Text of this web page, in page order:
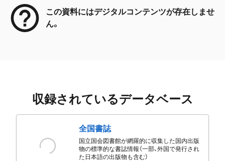
この資料にはデジタルコンテンツが存在しませ
ん。
収録されているデータベース
全国書誌
国立国会図書館が網羅的に収集した国内出版
物の標準的な書誌情報（一部、外国で発行され
た日本語の出版物も含む）